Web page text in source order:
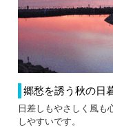
郷愁を誘う秋の日
日差しもやさしく風も
しやすいです。